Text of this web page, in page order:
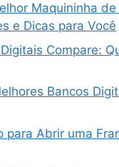
Maquininha de
e Dicas para Você
Compare:
Bancos
para Abrir uma